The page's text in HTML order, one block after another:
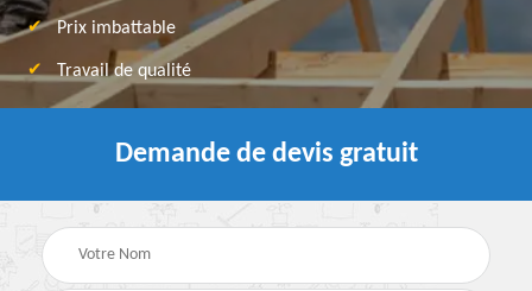
Prix imbattable
Travail de qualité
Demande de devis gratuit